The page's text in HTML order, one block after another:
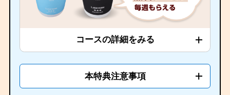
コースの詳細をみる
本特典注意事項